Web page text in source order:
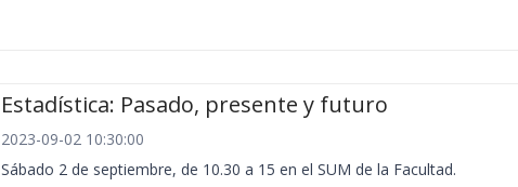
Estadística: Pasado, presente y futuro
2023-09-02 10:30:00
Sábado 2 de septiembre, de 10.30 a 15 en el SUM de la Facultad.